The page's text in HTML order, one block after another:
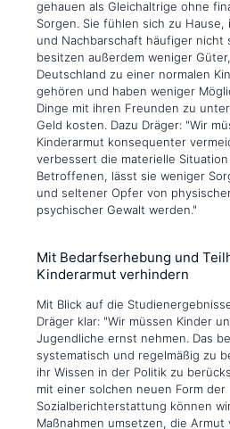
gehauen als Gleichaltrige ohne
Sorgen. Sie fühlen sich zu Hause,
und Nachbarschaft häufiger nicht
besitzen außerdem weniger
Deutschland zu einer normalen
gehören und haben weniger
Dinge mit ihren Freunden zu
Geld kosten. Dazu Dräger: "Wir
Kinderarmut konsequenter
verbessert die materielle
Betroffenen, lässt sie weniger
und seltener Opfer von
psychischer Gewalt werden."
Mit Bedarfserhebung und
Kinderarmut verhindern
Mit Blick auf die
Dräger klar: "Wir müssen Kinder
Jugendliche ernst nehmen. Das
systematisch und regelmäßig zu
ihr Wissen in der Politik zu
mit einer solchen neuen Form der
Sozialberichterstattung können
Maßnahmen umsetzen, die Armut